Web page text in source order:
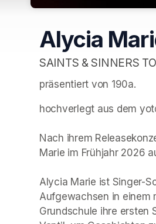
Alycia
SAINTS & SINNERS
präsentiert von 190a.
hochverlegt aus dem
Nach ihrem
Marie im Frühjahr 2026
Alycia Marie ist Singer-
Aufgewachsen in einem
Grundschule ihre ersten